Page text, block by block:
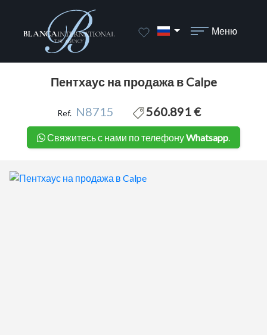
Меню
Пентхаус на продажа в Calpe
Ref. N8715 560.891 €
Свяжитесь с нами по телефонуWhatsapp